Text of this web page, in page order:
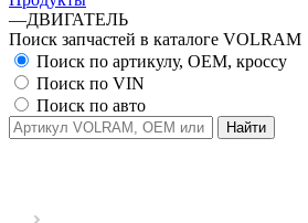
—ДВИГАТЕЛЬ
Поиск запчастей в каталоге VOLRAM
Поиск по артикулу, OEM, кроссу
Поиск по VIN
Поиск по авто
Найти